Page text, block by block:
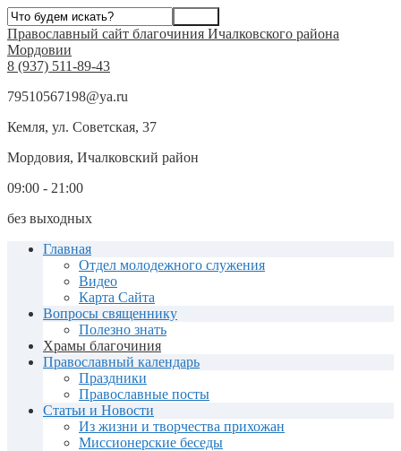
Православный сайт благочиния Ичалковского района
Мордовии
8 (937) 511-89-43
79510567198@ya.ru
Кемля, ул. Советская, 37
Мордовия, Ичалковский район
09:00 - 21:00
без выходных
Главная
Отдел молодежного служения
Видео
Карта Сайта
Вопросы священнику
Полезно знать
Храмы благочиния
Православный календарь
Праздники
Православные посты
Статьи и Новости
Из жизни и творчества прихожан
Миссионерские беседы